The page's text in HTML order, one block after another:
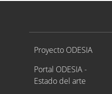
Proyecto ODESIA
Proyecto ODESIA
Portal ODESIA -
Estado del arte